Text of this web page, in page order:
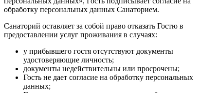
обработку персональных данных Санаторием.
Санаторий оставляет за собой право отказать Гостю в
предоставлении услуг проживания в случаях:
у прибывшего гостя отсутствуют документы
удостоверяющие личность;
документы недействительны или просрочены;
Гость не дает согласие на обработку персональных
данных;